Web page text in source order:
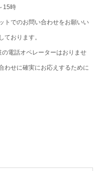
バンド等を除く。
ー・刃物(刈刃)カバー・肩掛け
ドライバ・六角棒スパナ4・ア
互換品・再生品ではございませ
15時
トでのお問い合わせをお願いい
おります。
電話オペレーターはおりませ
わせに確実にお応えするために